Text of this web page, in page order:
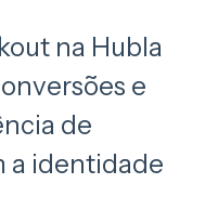
na Hubla
e
de
a identidade